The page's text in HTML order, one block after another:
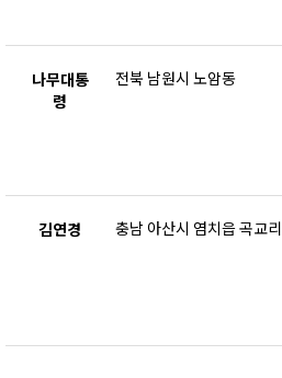
나무대통
령
전북 남원시 노암동
김연경 충남 아산시 염치읍 곡교리